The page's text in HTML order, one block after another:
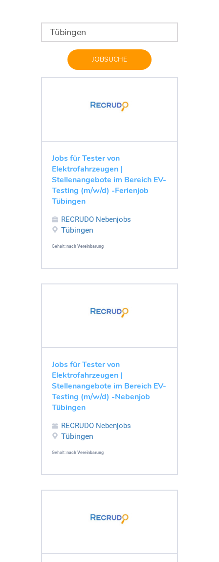
JOBSUCHE
Jobs für Tester von
Elektrofahrzeugen |
Stellenangebote im Bereich EV-
Testing (m/w/d) -Ferienjob
Tübingen
RECRUDO Nebenjobs
Tübingen
Gehalt: nach Vereinbarung
Jobs für Tester von
Elektrofahrzeugen |
Stellenangebote im Bereich EV-
Testing (m/w/d) -Nebenjob
Tübingen
RECRUDO Nebenjobs
Tübingen
Gehalt: nach Vereinbarung